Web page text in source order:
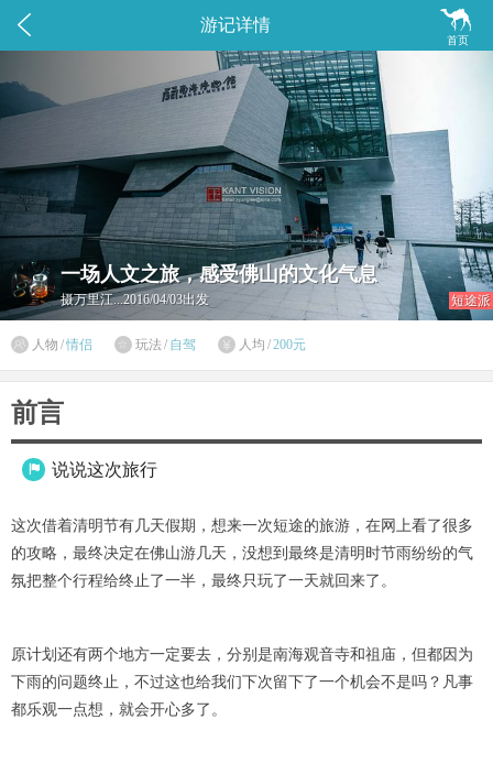
 
首页
游记详情
一场人文之旅，感受佛山的文化气息
摄万里江...2016/04/03出发 短途派
 人物 /情侣  玩法 / 自驾  人均 /200元
前言
 说说这次旅行
这次借着清明节有几天假期，想来一次短途的旅游，在网上看了很多
的攻略，最终决定在佛山游几天，没想到最终是清明时节雨纷纷的气
氛把整个行程给终止了一半，最终只玩了一天就回来了。
原计划还有两个地方一定要去，分别是南海观音寺和祖庙，但都因为
下雨的问题终止，不过这也给我们下次留下了一个机会不是吗？凡事
都乐观一点想，就会开心多了。